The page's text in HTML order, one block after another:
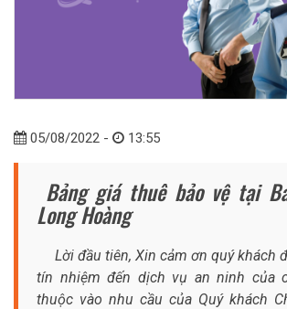
05/08/2022 - 13:55
Bảng giá thuê bảo vệ tại
Long Hoàng
Lời đầu tiên, Xin cảm ơn quý khách
tín nhiệm đến dịch vụ an ninh của
thuộc vào nhu cầu của Quý khách